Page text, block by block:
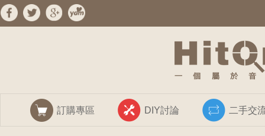
訂購專區 DIY討論 二手交